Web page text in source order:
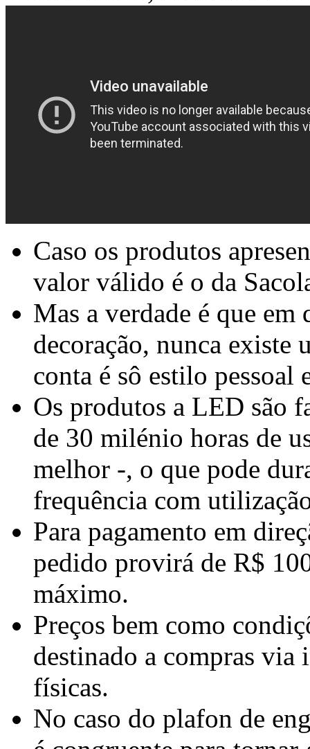
Caso os produtos
valor válido é o da
Mas a verdade é que em
decoração, nunca existe
conta é sô estilo pessoal
Os produtos a LED são
de 30 milénio horas de
melhor -, o que pode
frequência com
Para pagamento em
pedido provirá de R$
máximo.
Preços bem como
destinado a compras via
físicas.
No caso do plafon de